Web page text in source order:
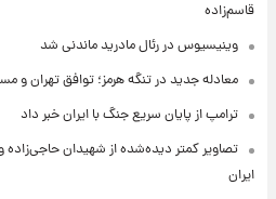
قاسم‌زاده
وینیسیوس در رئال مادرید ماندنی شد
معادله جدید در تنگه هرمز؛ توافق تهران و
ترامپ از پایان سریع جنگ با ایران خبر داد
تصاویر کمتر دیده‌شده از شهیدان حاجی‌زاده
ایران